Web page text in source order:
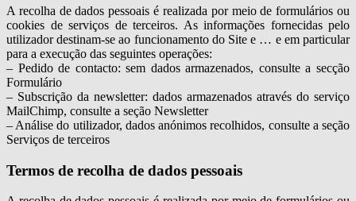
A recolha de dados pessoais é realizada por meio de formulários ou
cookies de serviços de terceiros. As informações fornecidas pelo
utilizador destinam-se ao funcionamento do Site e … e em particular
para a execução das seguintes operações:
– Pedido de contacto: sem dados armazenados, consulte a secção
Formulário
– Subscrição da newsletter: dados armazenados através do serviço
MailChimp, consulte a seção Newsletter
– Análise do utilizador, dados anónimos recolhidos, consulte a seção
Serviços de terceiros
Termos de recolha de dados pessoais